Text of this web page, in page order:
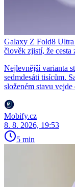
Galaxy Z Fold8 Ultra
člověk zjistí, že cesta
Nejlevnější varianta
sedmdesáti tisícům.
složeném stavu
Mobify.cz
8. 8. 2026, 19:53
5 min